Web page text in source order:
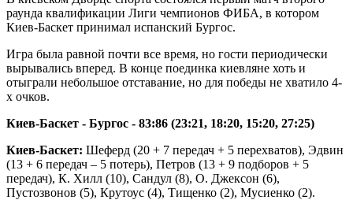
раунда квалификации Лиги чемпионов ФИБА, в котором
Киев-Баскет принимал испанский Бургос.
Игра была равной почти все время, но гости периодически
вырывались вперед. В конце поединка киевляне хоть и
отыграли небольшое отставание, но для победы не хватило 4-
х очков.
Киев-Баскет - Бургос - 83:86 (23:21, 18:20, 15:20, 27:25)
Киев-Баскет: Шеферд (20 + 7 передач + 5 перехватов), Эдвин
(13 + 6 передач – 5 потерь), Петров (13 + 9 подборов + 5
передач), К. Хилл (10), Сандул (8), О. Джексон (6),
Пустозвонов (5), Крутоус (4), Тищенко (2), Мусиенко (2).